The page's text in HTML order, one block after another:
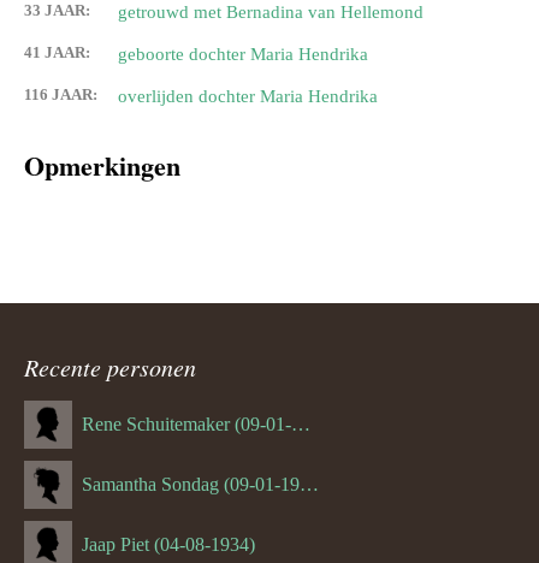
33 JAAR: getrouwd met Bernadina van Hellemond
41 JAAR: geboorte dochter Maria Hendrika
116 JAAR: overlijden dochter Maria Hendrika
Opmerkingen
Recente personen
Rene Schuitemaker (09-01-1970)
Samantha Sondag (09-01-1993)
Jaap Piet (04-08-1934)